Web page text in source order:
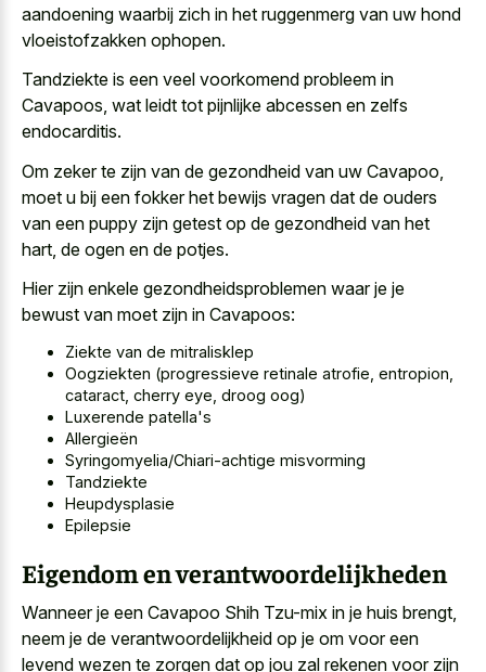
aandoening waarbij zich in het ruggenmerg van uw hond
vloeistofzakken ophopen.
Tandziekte is een veel voorkomend probleem in
Cavapoos, wat leidt tot pijnlijke abcessen en zelfs
endocarditis.
Om zeker te zijn van de gezondheid van uw Cavapoo,
moet u bij een fokker het bewijs vragen dat de ouders
van een puppy zijn getest op de gezondheid van het
hart, de ogen en de potjes.
Hier zijn enkele gezondheidsproblemen waar je je
bewust van moet zijn in Cavapoos:
Ziekte van de mitralisklep
Oogziekten (progressieve retinale atrofie, entropion,
cataract, cherry eye, droog oog)
Luxerende patella's
Allergieën
Syringomyelia/Chiari-achtige misvorming
Tandziekte
Heupdysplasie
Epilepsie
Eigendom en verantwoordelijkheden
Wanneer je een Cavapoo Shih Tzu-mix in je huis brengt,
neem je de verantwoordelijkheid op je om voor een
levend wezen te zorgen dat op jou zal rekenen voor zijn